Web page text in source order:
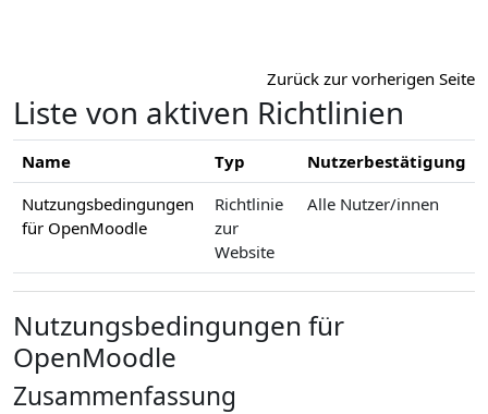
Zurück zur vorherigen Seite
Liste von aktiven Richtlinien
Name Typ
Nutzerbestätigung
Nutzungsbedingungen
für OpenMoodle
Richtlinie
zur
Website
Alle Nutzer/innen
Nutzungsbedingungen für
OpenMoodle
Zusammenfassung